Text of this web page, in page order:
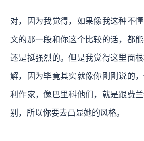
对，因为我觉得，如果像我这种不
文的那一段和你这个比较的话，都
还是挺强烈的。但是我觉得这里面
解，因为毕竟其实就像你刚刚说的
利作家，像巴里科他们，就是跟费
别，所以你要去凸显她的风格。